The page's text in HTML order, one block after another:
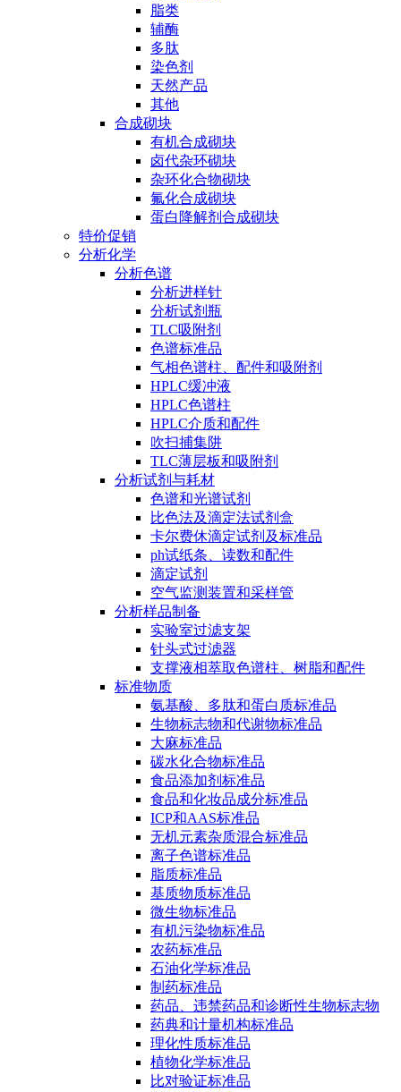
脂类
辅酶
多肽
染色剂
天然产品
其他
合成砌块
有机合成砌块
卤代杂环砌块
杂环化合物砌块
氟化合成砌块
蛋白降解剂合成砌块
特价促销
分析化学
分析色谱
分析进样针
分析试剂瓶
TLC吸附剂
色谱标准品
气相色谱柱、配件和吸附剂
HPLC缓冲液
HPLC色谱柱
HPLC介质和配件
吹扫捕集阱
TLC薄层板和吸附剂
分析试剂与耗材
色谱和光谱试剂
比色法及滴定法试剂盒
卡尔费休滴定试剂及标准品
ph试纸条、读数和配件
滴定试剂
空气监测装置和采样管
分析样品制备
实验室过滤支架
针头式过滤器
支撑液相萃取色谱柱、树脂和配件
标准物质
氨基酸、多肽和蛋白质标准品
生物标志物和代谢物标准品
大麻标准品
碳水化合物标准品
食品添加剂标准品
食品和化妆品成分标准品
ICP和AAS标准品
无机元素杂质混合标准品
离子色谱标准品
脂质标准品
基质物质标准品
微生物标准品
有机污染物标准品
农药标准品
石油化学标准品
制药标准品
药品、违禁药品和诊断性生物标志物
药典和计量机构标准品
理化性质标准品
植物化学标准品
比对验证标准品